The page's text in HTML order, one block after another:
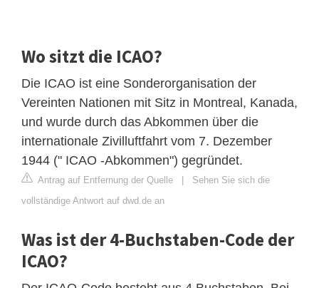
Wo sitzt die ICAO?
Die ICAO ist eine Sonderorganisation der
Vereinten Nationen mit Sitz in Montreal, Kanada,
und wurde durch das Abkommen über die
internationale Zivilluftfahrt vom 7. Dezember
1944 (" ICAO -Abkommen") gegründet.
Antrag auf Entfernung der Quelle | Sehen Sie sich die
vollständige Antwort auf dwd.de an
Was ist der 4-Buchstaben-Code der
ICAO?